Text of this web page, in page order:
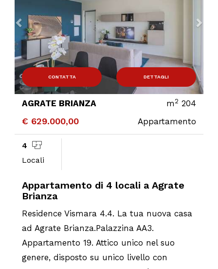
CONTATTA DETTAGLI
AGRATE BRIANZA m2 204
€ 629.000,00 Appartamento
4
Locali
Appartamento di 4 locali a Agrate
Brianza
Residence Vismara 4.4. La tua nuova casa
ad Agrate Brianza.Palazzina AA3.
Appartamento 19. Attico unico nel suo
genere, disposto su unico livello con